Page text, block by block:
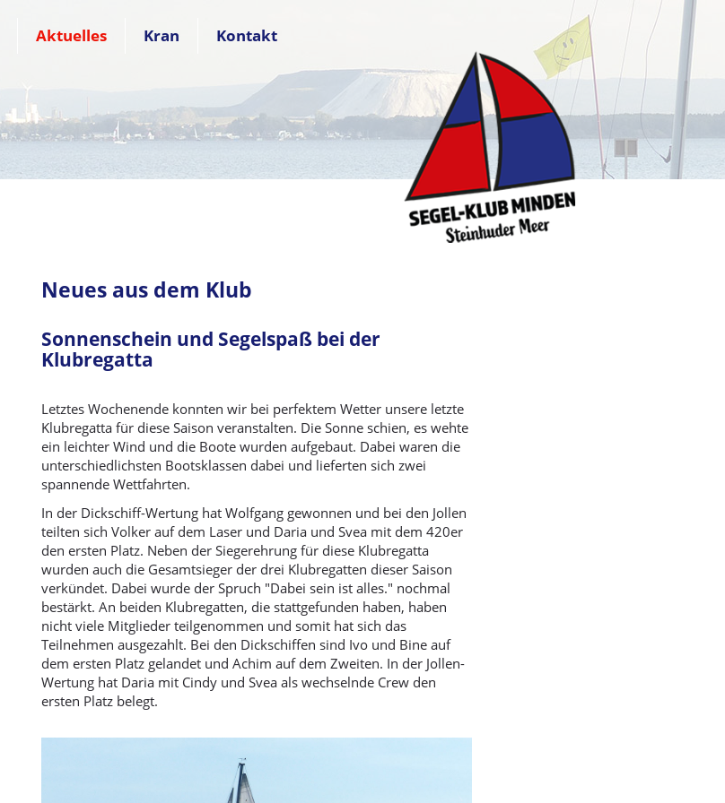
Neues aus dem Klub
Sonnenschein und Segelspaß bei der
Klubregatta
Letztes Wochenende konnten wir bei perfektem Wetter unsere letzte
Klubregatta für diese Saison veranstalten. Die Sonne schien, es wehte
ein leichter Wind und die Boote wurden aufgebaut. Dabei waren die
unterschiedlichsten Bootsklassen dabei und lieferten sich zwei
spannende Wettfahrten.
In der Dickschiff-Wertung hat Wolfgang gewonnen und bei den Jollen
teilten sich Volker auf dem Laser und Daria und Svea mit dem 420er
den ersten Platz. Neben der Siegerehrung für diese Klubregatta
wurden auch die Gesamtsieger der drei Klubregatten dieser Saison
verkündet. Dabei wurde der Spruch "Dabei sein ist alles." nochmal
bestärkt. An beiden Klubregatten, die stattgefunden haben, haben
nicht viele Mitglieder teilgenommen und somit hat sich das
Teilnehmen ausgezahlt. Bei den Dickschiffen sind Ivo und Bine auf
dem ersten Platz gelandet und Achim auf dem Zweiten. In der Jollen-
Wertung hat Daria mit Cindy und Svea als wechselnde Crew den
ersten Platz belegt.
Aktuelles Kran Kontakt